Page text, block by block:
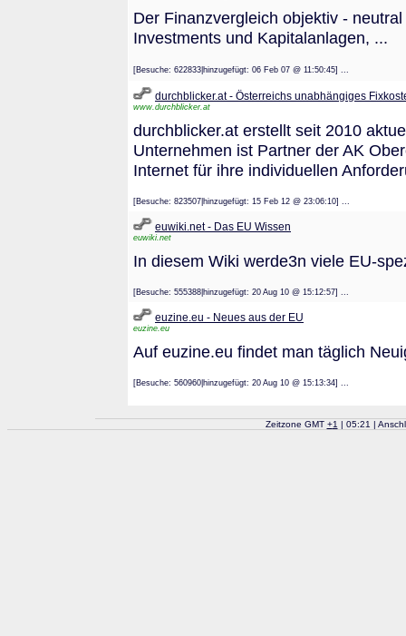
Der Finanzvergleich objektiv -
Investments und Kapitalanlagen, ...
[Besuche: 622833|hinzugefügt: 06 Feb 07 @ 11:50:45] ...
durchblicker.at - Österreichs unabhängiges
www.durchblicker.at
durchblicker.at erstellt seit 2010
Unternehmen ist Partner der AK
Internet für ihre individuellen
[Besuche: 823507|hinzugefügt: 15 Feb 12 @ 23:06:10] ...
euwiki.net - Das EU Wissen
euwiki.net
In diesem Wiki werde3n viele EU-
[Besuche: 555388|hinzugefügt: 20 Aug 10 @ 15:12:57] ...
euzine.eu - Neues aus der EU
euzine.eu
Auf euzine.eu findet man täglich
[Besuche: 560960|hinzugefügt: 20 Aug 10 @ 15:13:34] ...
Zeitzone GMT +1 | 05:21 |